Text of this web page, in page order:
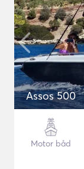
Assos 500
Motor båd